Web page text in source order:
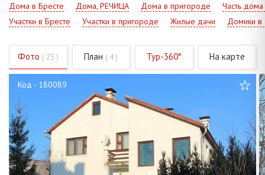
Дома в Бресте Дома, РЕЧИЦА Дома в пригороде
Часть
Участки в Бресте
Участки в пригороде Жилые дачи Домики в
Фото ( 25 ) План ( 4 ) Тур-360° На карте
Код - 180089